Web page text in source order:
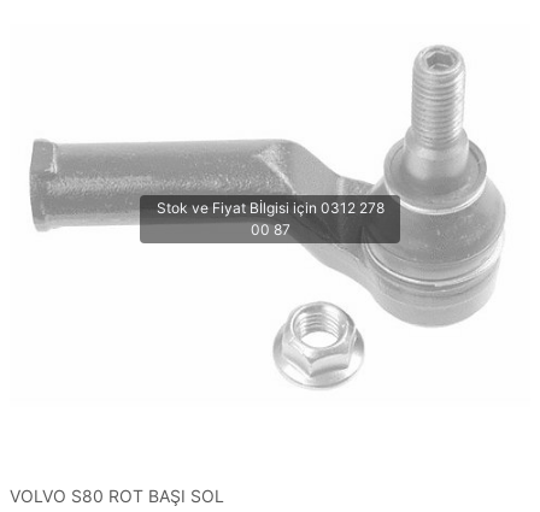
VOLVO S80 ROT BAŞI SOL